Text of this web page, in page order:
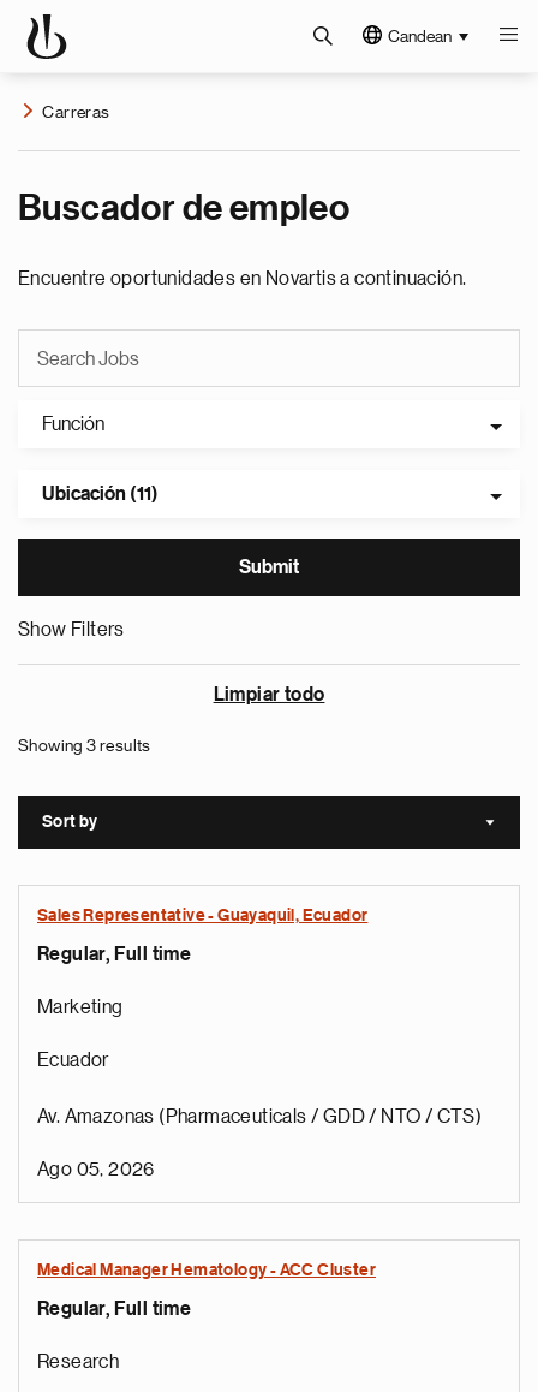
Candean
Carreras
Buscador de empleo
Encuentre oportunidades en Novartis a continuación.
Función
Ubicación (11)
Show Filters
Limpiar todo
Showing 3 results
Sort by Sort
Sales Representative - Guayaquil, Ecuador
Regular, Full time
Marketing
Ecuador
Av. Amazonas (Pharmaceuticals / GDD / NTO / CTS)
Ago 05, 2026
Medical Manager Hematology - ACC Cluster
Regular, Full time
Research